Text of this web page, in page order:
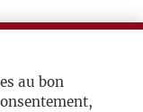
1963.
au bon